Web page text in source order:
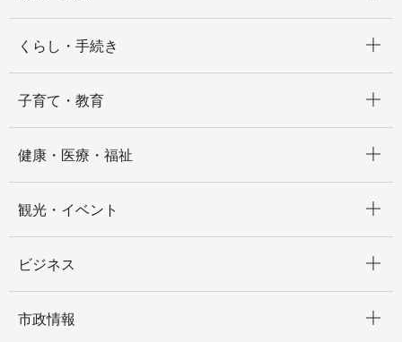
くらし・手続き
子育て・教育
健康・医療・福祉
観光・イベント
ビジネス
市政情報